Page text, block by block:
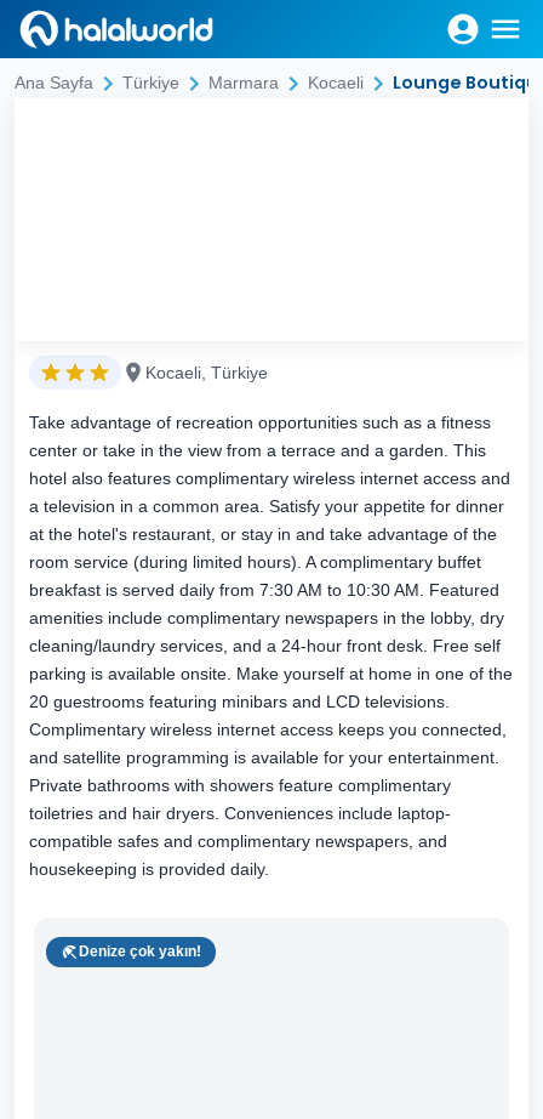
Ana Sayfa Türkiye Marmara Kocaeli Lounge
Kocaeli, Türkiye
Take advantage of recreation opportunities such as a fitness
center or take in the view from a terrace and a garden. This
hotel also features complimentary wireless internet access and
a television in a common area. Satisfy your appetite for dinner
at the hotel's restaurant, or stay in and take advantage of the
room service (during limited hours). A complimentary buffet
breakfast is served daily from 7:30 AM to 10:30 AM. Featured
amenities include complimentary newspapers in the lobby, dry
cleaning/laundry services, and a 24-hour front desk. Free self
parking is available onsite. Make yourself at home in one of the
20 guestrooms featuring minibars and LCD televisions.
Complimentary wireless internet access keeps you connected,
and satellite programming is available for your entertainment.
Private bathrooms with showers feature complimentary
toiletries and hair dryers. Conveniences include laptop-
compatible safes and complimentary newspapers, and
housekeeping is provided daily.
Denize çok yakın!